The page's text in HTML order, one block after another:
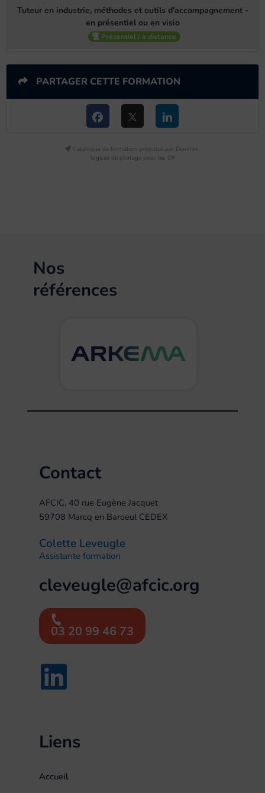
Tuteur en industrie, méthodes et outils d'accompagnement -
en présentiel ou en visio
Présentiel / à distance
PARTAGER CETTE FORMATION
Catalogue de formation propulsé par Dendreo,
logiciel de pilotage pour les OF
Nos
références
Contact
AFCIC, 40 rue Eugène Jacquet
59708 Marcq en Baroeul CEDEX
Colette Leveugle
Assistante formation
cleveugle@afcic.org
03 20 99 46 73
Liens
Accueil